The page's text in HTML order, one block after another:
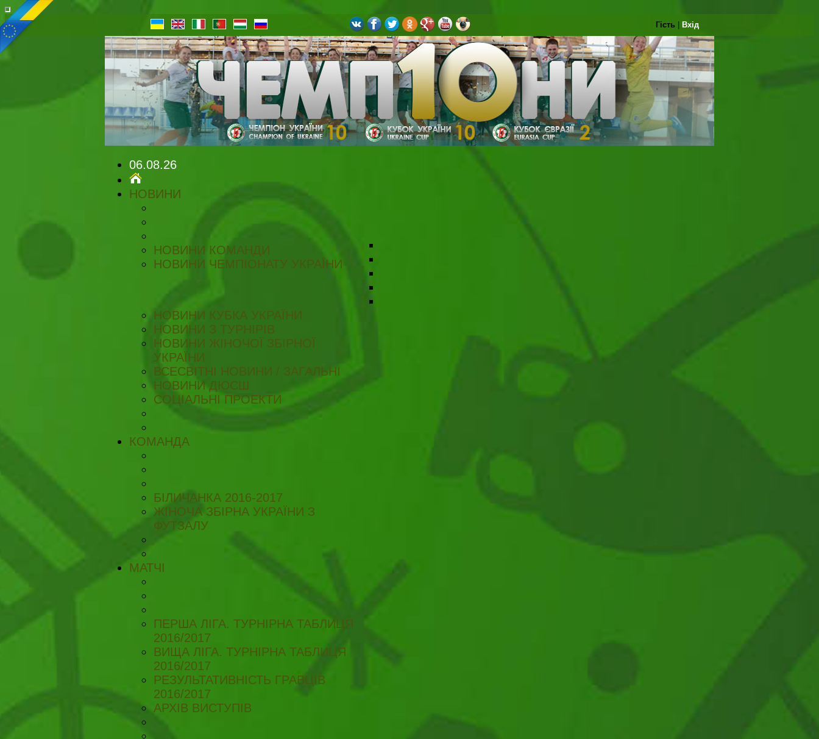
Гість Вхід
06.08.26
НОВИНИ
НОВИНИ КОМАНДИ
НОВИНИ ЧЕМПІОНАТУ УКРАЇНИ
НОВИНИ КУБКА УКРАЇНИ
НОВИНИ З ТУРНІРІВ
НОВИНИ ЖІНОЧОЇ ЗБІРНОЇ
УКРАЇНИ
ВСЕСВІТНІ НОВИНИ / ЗАГАЛЬНІ
НОВИНИ ДЮСШ
СОЦІАЛЬНІ ПРОЕКТИ
КОМАНДА
БІЛИЧАНКА 2016-2017
ЖІНОЧА ЗБІРНА УКРАЇНИ З
ФУТЗАЛУ
МАТЧІ
ПЕРША ЛІГА. ТУРНІРНА ТАБЛИЦЯ
2016/2017
ВИЩА ЛІГА. ТУРНІРНА ТАБЛИЦЯ
2016/2017
РЕЗУЛЬТАТИВНІСТЬ ГРАВЦІВ
2016/2017
АРХІВ ВИСТУПІВ